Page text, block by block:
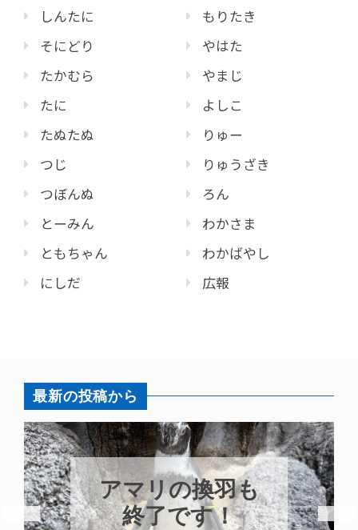
しんたに
そにどり
たかむら
たに
たぬたぬ
つじ
つぼんぬ
とーみん
ともちゃん
にしだ
もりたき
やはた
やまじ
よしこ
りゅー
りゅうざき
ろん
わかさま
わかばやし
広報
最新の投稿から
アマリの換羽も
終了です！